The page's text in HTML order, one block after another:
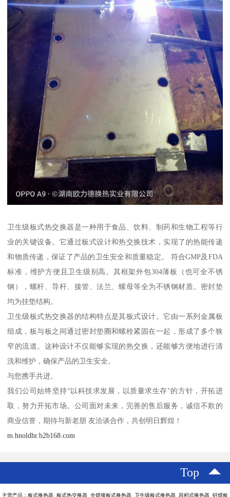
卫生级板式热交换器是一种用于食品、饮料、制药和生物工程等行
业的关键设备。它通过板式设计和热交换技术，实现了的热能传递
和物质传递，保证了产品的卫生安全和质量稳定。 符合GMP及FDA
标准，维护方便且卫生级别高。其框架外包304薄板（也可全不锈
钢），螺杆、导杆、接管、法兰、螺母等全为不锈钢材质。密封垫
均为挂垫结构。
卫生级板式热交换器的结构特点是其板式设计。它由一系列金属板
组成，板与板之间通过密封垫圈和螺栓紧固在一起，形成了多个狭
窄的流道。这种设计不仅能够实现的热交换，还能够方便地进行清
洗和维护，确保产品的卫生安全。
与您携手共进。
我们公司始终坚持“以科技求发展，以质量求生存”的方针，开拓进
取，努力开拓市场。公司面对未来，完善的售后服务，诚信不欺的
商业信誉，期待与新老朋 友洽谈合作，共创明日辉煌！
m.hnoldhr.b2b168.com
Top
主营产品：板式换热器 板式热交换器 全焊接板式换热器 卫生级板式换热器 容积式换热器 钎焊板